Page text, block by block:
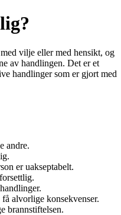
vilje eller med hensikt, og
av handlingen. Det er et
handlinger som er gjort med
andre.
er uakseptabelt.
alvorlige konsekvenser.
brannstiftelsen.